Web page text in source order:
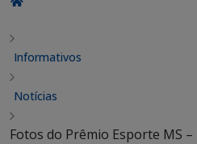
Informativos
Notícias
Fotos do Prêmio Esporte MS